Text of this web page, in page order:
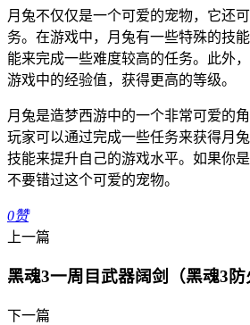
月兔不仅仅是一个可爱的宠物，它还
务。在游戏中，月兔有一些特殊的技
能来完成一些难度较高的任务。此外
游戏中的经验值，获得更高的等级。
月兔是造梦西游中的一个非常可爱的
玩家可以通过完成一些任务来获得月
技能来提升自己的游戏水平。如果你
不要错过这个可爱的宠物。
0赞
上一篇
黑魂3一周目武器阔剑（黑魂3防
下一篇